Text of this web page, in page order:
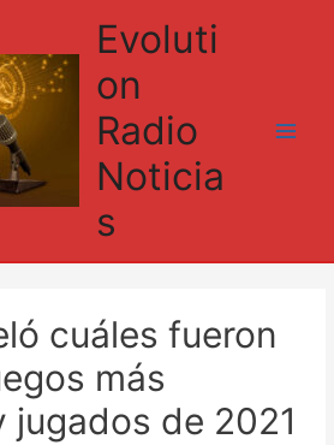
Evoluti
on
Radio
Noticia
s
cuáles fueron
más
jugados de 2021